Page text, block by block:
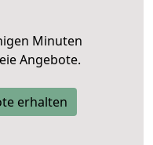
Minuten
Angebote.
erhalten